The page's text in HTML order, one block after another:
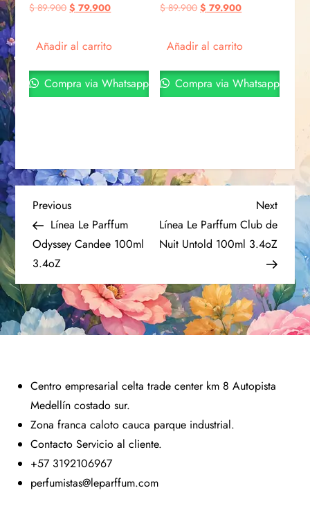
$89.900 $ 79.900
Añadir al carrito
Compra via Whatsapp
$89.900 $ 79.900
Añadir al carrito
Compra via Whatsapp
Previous
Línea Le Parffum
Odyssey Candee 100ml
3.4oZ
Next
Línea Le Parffum Club de
Nuit Untold 100ml 3.4oZ
Centro empresarial celta trade center km 8 Autopista
Medellín costado sur.
Zona franca caloto cauca parque industrial.
Contacto Servicio al cliente.
+57 3192106967
perfumistas@leparffum.com